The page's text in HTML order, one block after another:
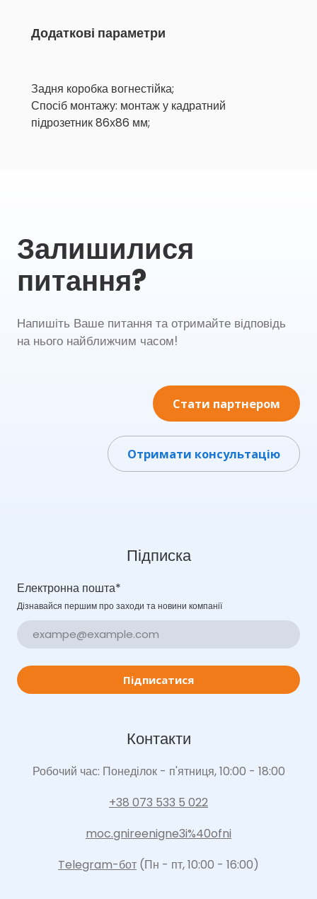
Додаткові параметри
Задня коробка вогнестійка;
Спосіб монтажу: монтаж у кадратний
підрозетник 86х86 мм;
Залишилися
питання?
Напишіть Ваше питання та отримайте відповідь
на нього найближчим часом!
Стати партнером
Отримати консультацію
Підписка
Електронна пошта*
Дізнавайся першим про заходи та новини компанії
Підписатися
Контакти
Робочий час: Понеділок - п'ятниця, 10:00 - 18:00
+38 073 533 5 022
moc.gnireenigne3i%40ofni
Telegram-бот (Пн - пт, 10:00 - 16:00)